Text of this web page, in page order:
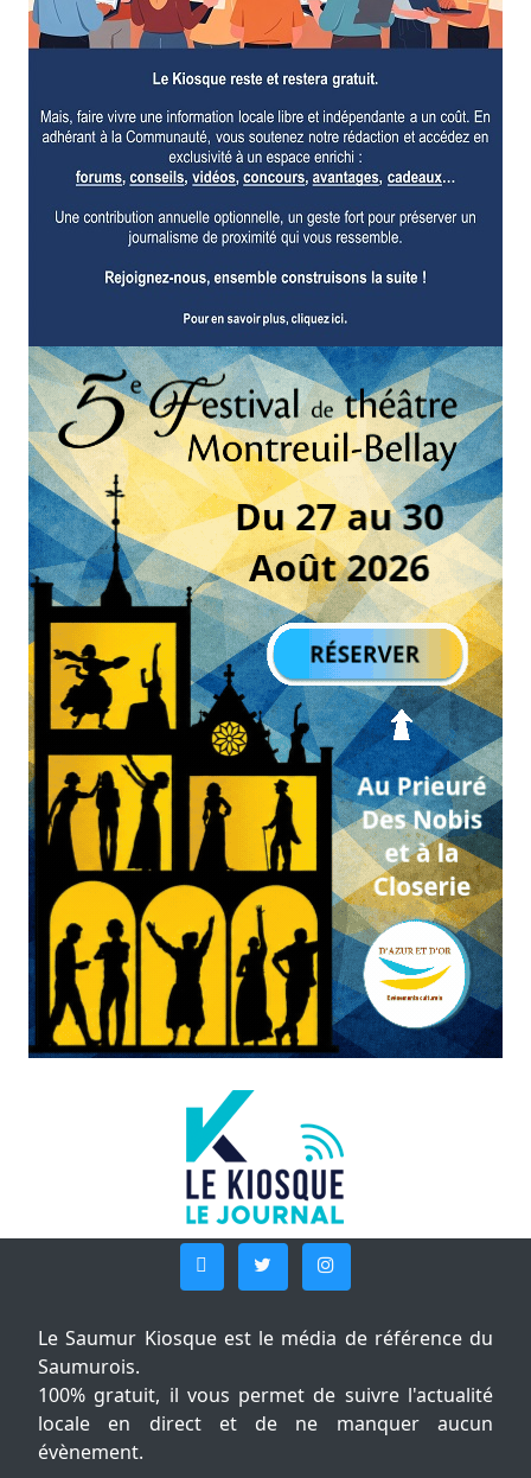
Le Saumur Kiosque est le média de référence du
Saumurois.
100% gratuit, il vous permet de suivre l'actualité
locale en direct et de ne manquer aucun
évènement.